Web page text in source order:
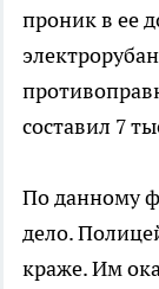
проник в ее
составил 7
По данному
дело.
краже. Им